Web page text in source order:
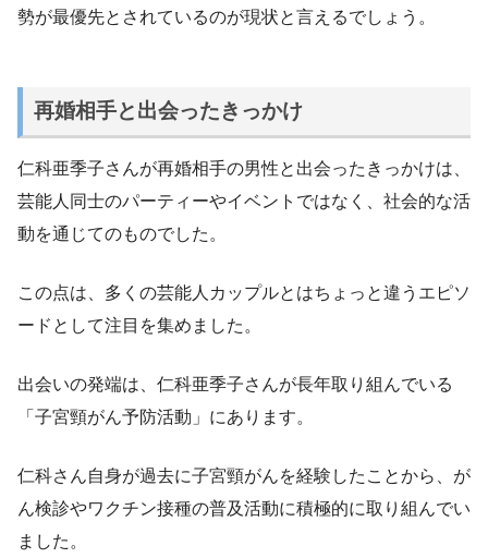
勢が最優先とされているのが現状と言えるでしょう。
再婚相手と出会ったきっかけ
仁科亜季子さんが再婚相手の男性と出会ったきっかけは、
芸能人同士のパーティーやイベントではなく、社会的な活
動を通じてのものでした。
この点は、多くの芸能人カップルとはちょっと違うエピソ
ードとして注目を集めました。
出会いの発端は、仁科亜季子さんが長年取り組んでいる
「子宮頸がん予防活動」にあります。
仁科さん自身が過去に子宮頸がんを経験したことから、が
ん検診やワクチン接種の普及活動に積極的に取り組んでい
ました。